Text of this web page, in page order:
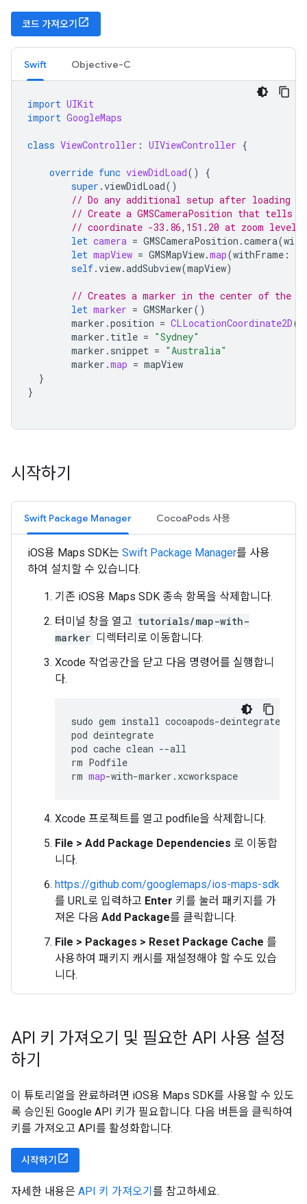
코드 가져오기
Swift Objective-C
import UIKit
import GoogleMaps
class ViewController : UIViewController {
override func viewDidLoad()
{
super .viewDidLoad()
// Do any additional setup after loading
// Create a GMSCameraPosition that tells
// coordinate -33.86,151.20 at zoom level
let camera = GMSCameraPosition .camera(
let mapView = GMSMapView.map(withFrame :
self.view.addSubview(mapView)
// Creates a marker in the center of the
let marker = GMSMarker()
marker .position = CLLocationCoordinate2D(
marker . title = "Sydney"
marker . snippet = "Australia"
marker .map = mapView
}
}
시작하기
Swift Package Manager CocoaPods 사용
iOS용 Maps SDK는 Swift Package Manager를 사용
하여 설치할 수 있습니다.
기존 iOS용 Maps SDK 종속 항목을 삭제합니다.
터미널 창을 열고 tutorials/map-with-
marker 디렉터리로 이동합니다.
Xcode 작업공간을 닫고 다음 명령어를 실행합니
다.
sudo gem install cocoapods-deintegrate
pod deintegrate
pod cache clean --all
rm Podfile
rm map-with-marker . xcworkspace
Xcode 프로젝트를 열고 podfile을 삭제합니다.
File > Add Package Dependencies 로 이동합
니다.
https://github.com/googlemaps/ios-maps-sdk
를 URL로 입력하고 Enter 키를 눌러 패키지를 가
져온 다음 Add Package를 클릭합니다.
File > Packages > Reset Package Cache 를
사용하여 패키지 캐시를 재설정해야 할 수도 있습
니다.
API 키 가져오기 및 필요한 API 사용 설정
하기
이 튜토리얼을 완료하려면 iOS용 Maps SDK를 사용할 수 있도
록 승인된 Google API 키가 필요합니다. 다음 버튼을 클릭하여
키를 가져오고 API를 활성화합니다.
시작하기
자세한 내용은 API 키 가져오기 를 참고하세요.